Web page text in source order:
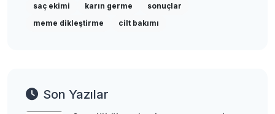
saç ekimi
karın germe
sonuçlar
meme dikleştirme
cilt bakımı
Son Yazılar